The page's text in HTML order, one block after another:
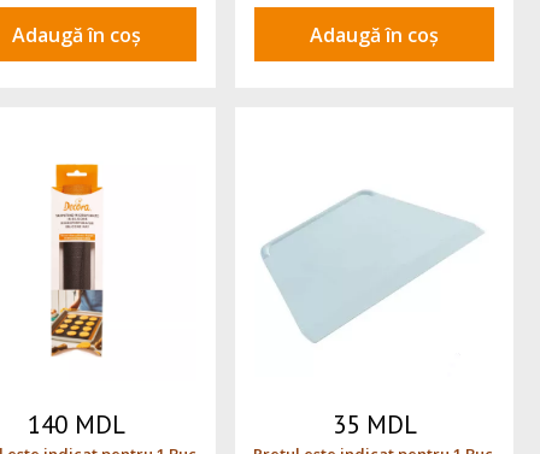
Adaugă în coș Adaugă în coș
140 MDL 35 MDL